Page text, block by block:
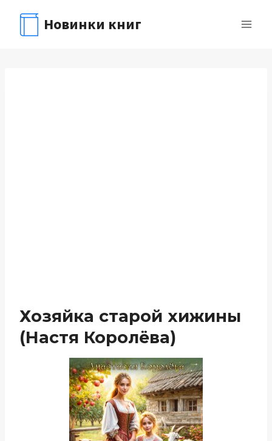
содержимому
Новинки книг
Хозяйка старой хижины
(Настя Королёва)